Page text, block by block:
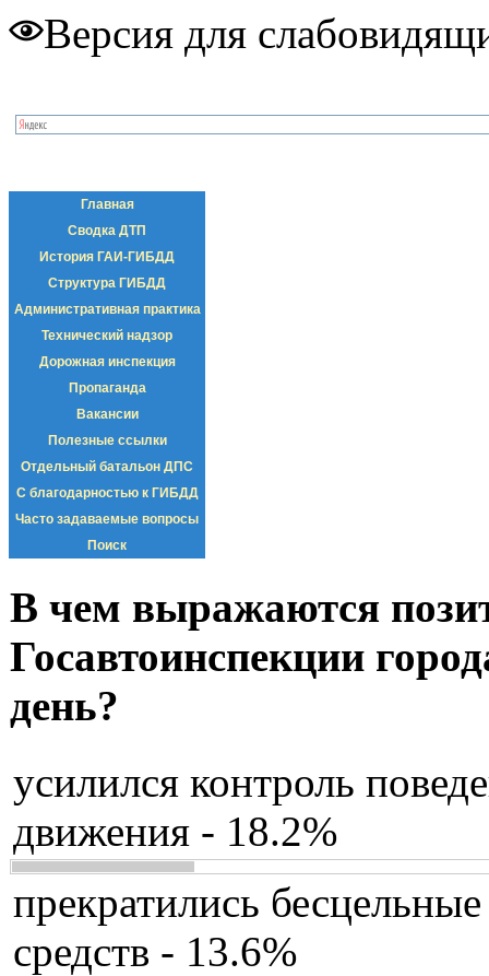
Версия для
Главная
Сводка ДТП
История ГАИ-ГИБДД
Структура ГИБДД
Административная практика
Технический надзор
Дорожная инспекция
Пропаганда
Вакансии
Полезные ссылки
Отдельный батальон ДПС
С благодарностью к ГИБДД
Часто задаваемые вопросы
Поиск
В чем выражаются
Госавтоинспекции
день?
усилился контроль
движения - 18.2%
прекратились
средств - 13.6%